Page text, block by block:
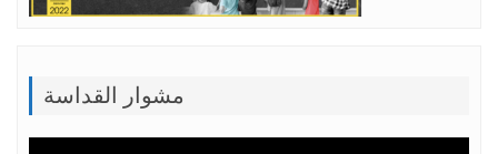
مشوار القداسة